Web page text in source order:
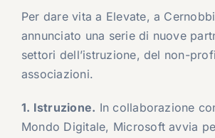
Per dare vita a Elevate, a
annunciato una serie di nuove
settori dell’istruzione, del non-
associazioni.
1. Istruzione. In collaborazione
Mondo Digitale, Microsoft avvia